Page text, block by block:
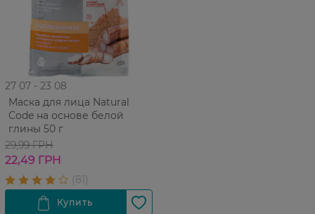
27 07 - 23 08
Маска для лица Natural
Code на основе белой
глины 50 г
29,99 ГРН
22,49 ГРН